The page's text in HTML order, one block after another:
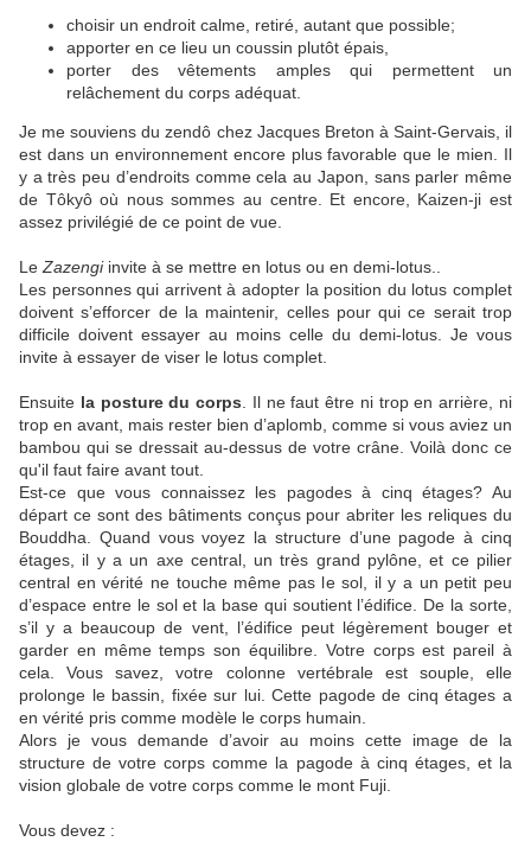
choisir un endroit calme, retiré, autant que possible;
apporter en ce lieu un coussin plutôt épais,
porter des vêtements amples qui permettent un
relâchement du corps adéquat.
Je me souviens du zendô chez Jacques Breton à Saint-Gervais, il
est dans un environnement encore plus favorable que le mien. Il
y a très peu d’endroits comme cela au Japon, sans parler même
de Tôkyô où nous sommes au centre. Et encore, Kaizen-ji est
assez privilégié de ce point de vue.
Le Zazengiinvite à se mettre en lotus ou en demi-lotus..
Les personnes qui arrivent à adopter la position du lotus complet
doivent s’efforcer de la maintenir, celles pour qui ce serait trop
difficile doivent essayer au moins celle du demi-lotus. Je vous
invite à essayer de viser le lotus complet.
Ensuite la posture du corps . Il ne faut être ni trop en arrière, ni
trop en avant, mais rester bien d’aplomb, comme si vous aviez un
bambou qui se dressait au-dessus de votre crâne. Voilà donc ce
qu'il faut faire avant tout.
Est-ce que vous connaissez les pagodes à cinq étages? Au
départ ce sont des bâtiments conçus pour abriter les reliques du
Bouddha. Quand vous voyez la structure d’une pagode à cinq
étages, il y a un axe central, un très grand pylône, et ce pilier
central en vérité ne touche même pas le sol, il y a un petit peu
d’espace entre le sol et la base qui soutient l’édifice. De la sorte,
s’il y a beaucoup de vent, l’édifice peut légèrement bouger et
garder en même temps son équilibre. Votre corps est pareil à
cela. Vous savez, votre colonne vertébrale est souple, elle
prolonge le bassin, fixée sur lui. Cette pagode de cinq étages a
en vérité pris comme modèle le corps humain.
Alors je vous demande d’avoir au moins cette image de la
structure de votre corps comme la pagode à cinq étages, et la
vision globale de votre corps comme le mont Fuji.
Vous devez :